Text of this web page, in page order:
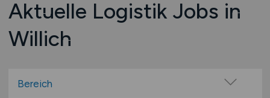
Aktuelle Logistik Jobs in
Willich
Bereich